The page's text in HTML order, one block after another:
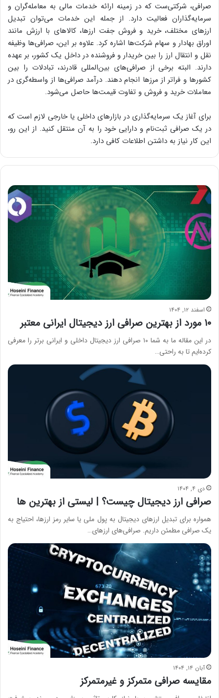
صرافی، شرکتی‌ست که در زمینه ارائه خدمات مالی به معامله‌گران و
سرمایه‌گذاران فعالیت دارد. از جمله این خدمات می‌توان تبدیل
ارزهای مختلف، خرید و فروش جفت ارزها، کالاهای با ارزش مانند
اوراق بهادار و سهام شرکت‌ها اشاره کرد. علاوه بر این، صرافی‌ها وظیفه
نقل و انتقال ارز را بین خریدار و فروشنده در داخل یک کشور، بر عهده
دارند. البته برخی از صرافی‌های بین‌المللی قادرند، تبادلات را بین
کشورها و فراتر از مرزها انجام دهند. درآمد صرافی‌ها از واسطه‌گری در
معاملات خرید و فروش و تفاوت‌ قیمت‌ها حاصل می‌شود.
برای آغاز یک سرمایه‌گذاری در بازارهای داخلی یا خارجی لازم است که
در یک صرافی ثبت‌نام و دارایی خود را به آن منتقل کنید. از این رو،
این کار نیاز به داشتن اطلاعات کافی دارد.
اسفند ۱۲, ۱۴۰۴
۱۰ مورد از بهترین صرافی ارز دیجیتال ایرانی معتبر
در این مقاله ما به شما ۱۰ صرافی ارز دیجیتال داخلی و ایرانی برتر را معرفی
کرده‌ایم تا به راحتی…
دی ۴, ۱۴۰۴
صرافی ارز دیجیتال چیست؟ | لیستی از بهترین ها
همواره برای تبدیل ارز‌های دیجیتال به پول ملی یا سایر رمز ارز‌ها، احتیاج به
یک صرافی مطمئن داریم. صرافی‌های ارز‌های…
آبان ۱۴, ۱۴۰۴
مقایسه صرافی متمرکز و غیرمتمرکز